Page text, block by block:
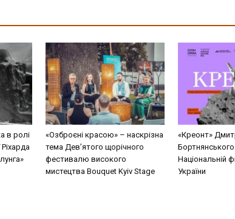
в ролі
«Озброєні красою» – наскрізна
тема Дев’ятого щорічного
фестивалю високого
мистецтва Bouquet Kyiv Stage
«Креонт»
Національній
України